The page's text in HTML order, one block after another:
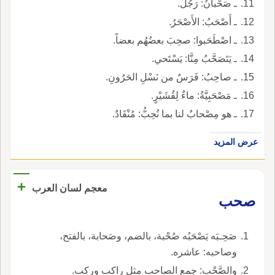
ـ صَحْبانُ: رَجُلٌ.
ـ أَصْحَبُ: الأَصْحَرُ.
ـ اصْطَحَبوا: صحِبَ بعضُهُم بعضاً.
ـ يَتَصَحَّبُ مِنَّا: يَسْتَحي.
ـ صاحِبُ: فَرَسٌ من نَسْلِ الحَرُونِ.
ـ مَصْحَبِيَّةُ: ماءٌ لِقُشَيْرٍ.
ـ هو مِصْحابٌ لنا بما نُحِبُّ: مُنْقَادٌ.
عرض المزيد
معجم لسان العرب
+
صحب
صَحِـبَه يَصْحَبُه صُحْبة، بالضم، وصَحابة، بالفتح،
وصاحبه: عاشره.
والصَّحْب: جمع الصاحب مثل راكب وركب.